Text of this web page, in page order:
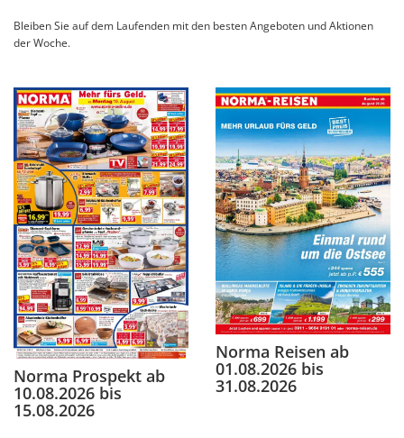
Bleiben Sie auf dem Laufenden mit den besten Angeboten und Aktionen
der Woche.
Norma Prospekt ab
10.08.2026 bis
15.08.2026
Norma Reisen ab
01.08.2026 bis
31.08.2026